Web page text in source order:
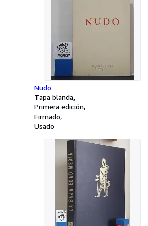
Nudo
Tapa blanda
Primera edición
Firmado
Usado